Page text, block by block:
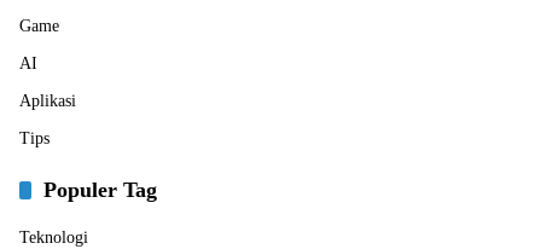
Game
AI
Aplikasi
Tips
Populer Tag
Teknologi